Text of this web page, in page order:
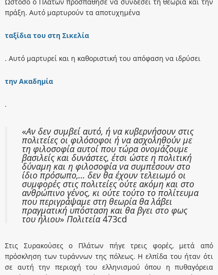
πράξη. Aυτό μαρτυρούν τα αποτυχημένα
ταξίδια του στη Σικελία
. Aυτό μαρτυρεί και η καθοριστική του απόφαση να ιδρύσει
την Aκαδημία
.
«Αν δεν συμβεί αυτό, ή να κυβερνήσουν στις
πολιτείες οι φιλόσοφοι ή να ασχοληθούν με
τη φιλοσοφία αυτοί που τώρα ονομάζουμε
βασιλείς και δυνάστες, έτσι ώστε η πολιτική
δύναμη και η φιλοσοφία να συμπέσουν στο
ίδιο πρόσωπο,… δεν θα έχουν τελειωμό οι
συμφορές στις πολιτείες ούτε ακόμη και στο
ανθρώπινο γένος, κι ούτε τούτο το πολίτευμα
που περιγράψαμε στη θεωρία θα λάβει
πραγματική υπόσταση και θα βγει στο φως
του ήλιου»Πολιτεία 473cd
Στις Συρακούσες ο Πλάτων πήγε τρεις φορές, μετά από
πρόσκληση των τυράννων της πόλεως. H ελπίδα του ήταν ότι
σε αυτή την περιοχή του ελληνισμού όπου η πυθαγόρεια